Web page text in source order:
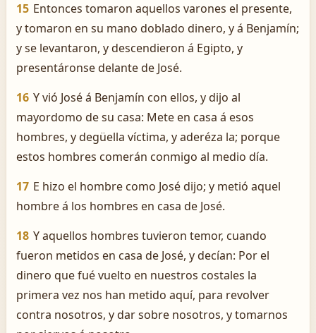
15 Entonces tomaron aquellos varones el presente,
y tomaron en su mano doblado dinero, y á Benjamín;
y se levantaron, y descendieron á Egipto, y
presentáronse delante de José.
16 Y vió José á Benjamín con ellos, y dijo al
mayordomo de su casa: Mete en casa á esos
hombres, y degüella víctima, y aderéza la; porque
estos hombres comerán conmigo al medio día.
17 E hizo el hombre como José dijo; y metió aquel
hombre á los hombres en casa de José.
18 Y aquellos hombres tuvieron temor, cuando
fueron metidos en casa de José, y decían: Por el
dinero que fué vuelto en nuestros costales la
primera vez nos han metido aquí, para revolver
contra nosotros, y dar sobre nosotros, y tomarnos